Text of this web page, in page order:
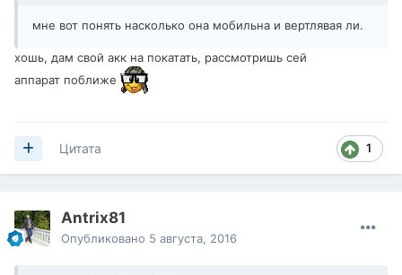
мне вот понять насколько она мобильна и вертлявая ли.
хошь, дам свой акк на покатать, рассмотришь сей
аппарат поближе
1
Цитата
Antrix81
Опубликовано 5 августа, 2016